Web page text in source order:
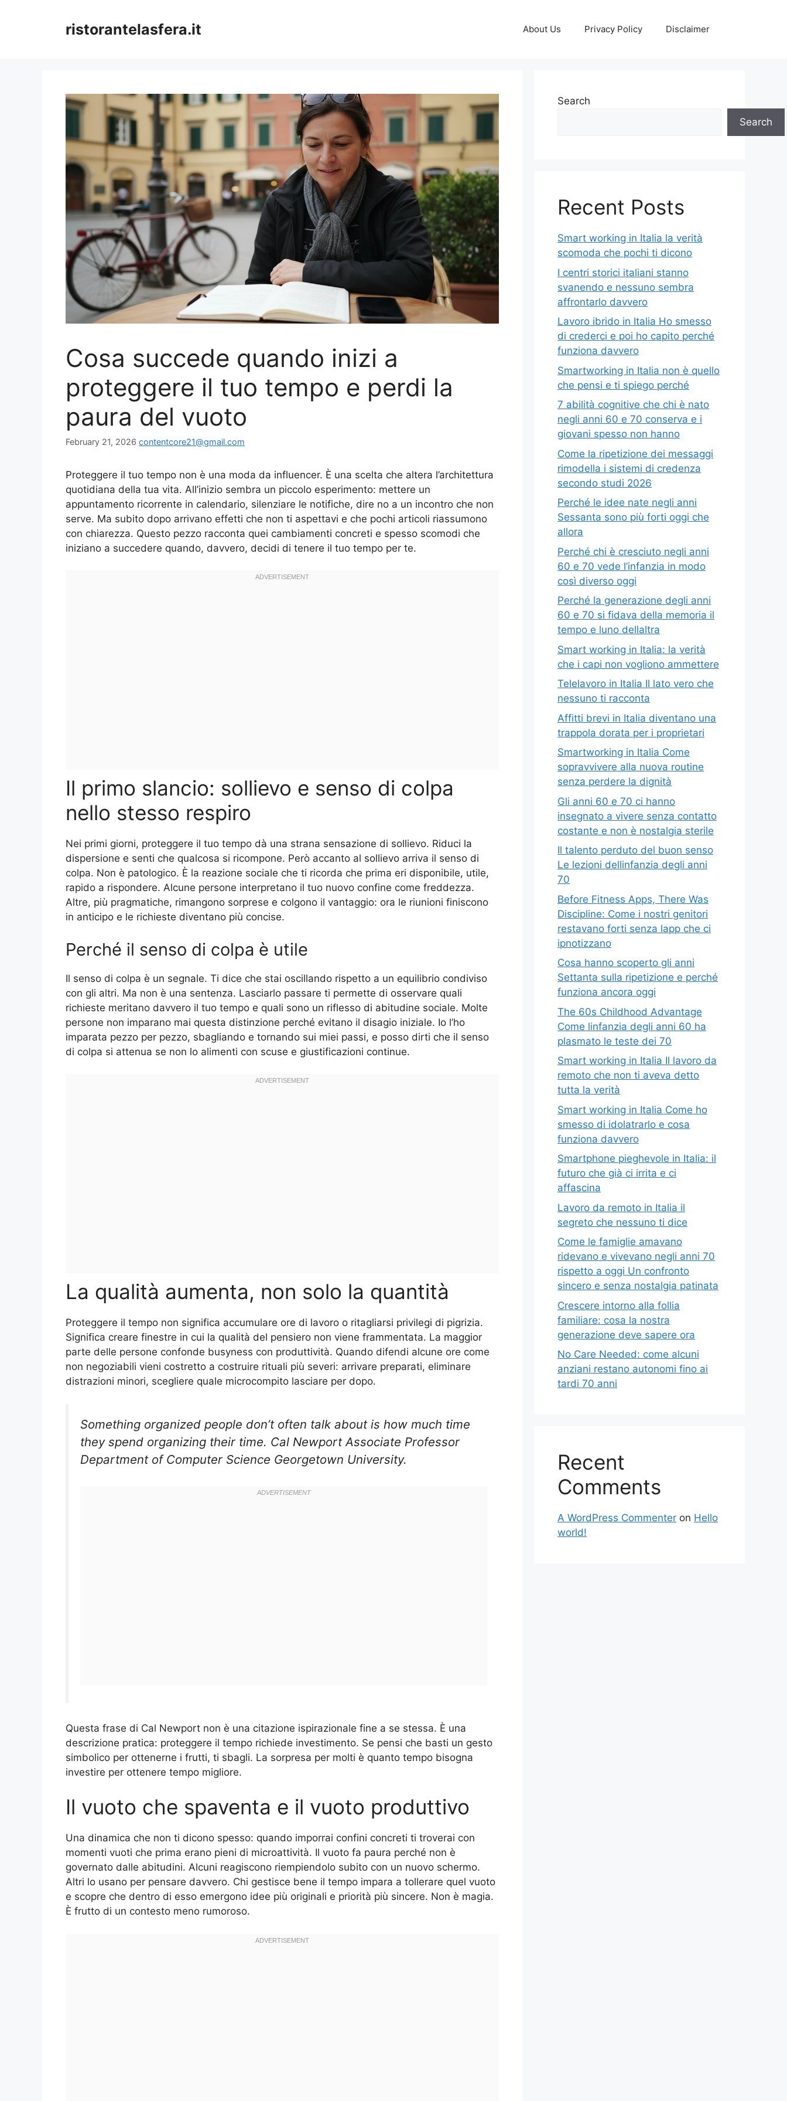
ristorantelasfera.it About Us Privacy Policy Disclaimer
Cosa succede quando inizi a
proteggere il tuo tempo e perdi la
paura del vuoto
February 21, 2026 contentcore21@gmail.com
Proteggere il tuo tempo non è una moda da influencer. È una scelta che altera l’architettura
quotidiana della tua vita. All’inizio sembra un piccolo esperimento: mettere un
appuntamento ricorrente in calendario, silenziare le notifiche, dire no a un incontro che non
serve. Ma subito dopo arrivano effetti che non ti aspettavi e che pochi articoli riassumono
con chiarezza. Questo pezzo racconta quei cambiamenti concreti e spesso scomodi che
iniziano a succedere quando, davvero, decidi di tenere il tuo tempo per te.
Il primo slancio: sollievo e senso di colpa
nello stesso respiro
Nei primi giorni, proteggere il tuo tempo dà una strana sensazione di sollievo. Riduci la
dispersione e senti che qualcosa si ricompone. Però accanto al sollievo arriva il senso di
colpa. Non è patologico. È la reazione sociale che ti ricorda che prima eri disponibile, utile,
rapido a rispondere. Alcune persone interpretano il tuo nuovo confine come freddezza.
Altre, più pragmatiche, rimangono sorprese e colgono il vantaggio: ora le riunioni finiscono
in anticipo e le richieste diventano più concise.
Perché il senso di colpa è utile
Il senso di colpa è un segnale. Ti dice che stai oscillando rispetto a un equilibrio condiviso
con gli altri. Ma non è una sentenza. Lasciarlo passare ti permette di osservare quali
richieste meritano davvero il tuo tempo e quali sono un riflesso di abitudine sociale. Molte
persone non imparano mai questa distinzione perché evitano il disagio iniziale. Io l’ho
imparata pezzo per pezzo, sbagliando e tornando sui miei passi, e posso dirti che il senso
di colpa si attenua se non lo alimenti con scuse e giustificazioni continue.
La qualità aumenta, non solo la quantità
Proteggere il tempo non significa accumulare ore di lavoro o ritagliarsi privilegi di pigrizia.
Significa creare finestre in cui la qualità del pensiero non viene frammentata. La maggior
parte delle persone confonde busyness con produttività. Quando difendi alcune ore come
non negoziabili vieni costretto a costruire rituali più severi: arrivare preparati, eliminare
distrazioni minori, scegliere quale microcompito lasciare per dopo.
Something organized people don’t often talk about is how much time
they spend organizing their time. Cal Newport Associate Professor
Department of Computer Science Georgetown University.
Questa frase di Cal Newport non è una citazione ispirazionale fine a se stessa. È una
descrizione pratica: proteggere il tempo richiede investimento. Se pensi che basti un gesto
simbolico per ottenerne i frutti, ti sbagli. La sorpresa per molti è quanto tempo bisogna
investire per ottenere tempo migliore.
Il vuoto che spaventa e il vuoto produttivo
Una dinamica che non ti dicono spesso: quando imporrai confini concreti ti troverai con
momenti vuoti che prima erano pieni di microattività. Il vuoto fa paura perché non è
governato dalle abitudini. Alcuni reagiscono riempiendolo subito con un nuovo schermo.
Altri lo usano per pensare davvero. Chi gestisce bene il tempo impara a tollerare quel vuoto
e scopre che dentro di esso emergono idee più originali e priorità più sincere. Non è magia.
È frutto di un contesto meno rumoroso.
Search
Search
Recent Posts
Smart working in Italia la verità
scomoda che pochi ti dicono
I centri storici italiani stanno
svanendo e nessuno sembra
affrontarlo davvero
Lavoro ibrido in Italia Ho smesso
di crederci e poi ho capito perché
funziona davvero
Smartworking in Italia non è quello
che pensi e ti spiego perché
7 abilità cognitive che chi è nato
negli anni 60 e 70 conserva e i
giovani spesso non hanno
Come la ripetizione dei messaggi
rimodella i sistemi di credenza
secondo studi 2026
Perché le idee nate negli anni
Sessanta sono più forti oggi che
allora
Perché chi è cresciuto negli anni
60 e 70 vede l’infanzia in modo
così diverso oggi
Perché la generazione degli anni
60 e 70 si fidava della memoria il
tempo e luno dellaltra
Smart working in Italia: la verità
che i capi non vogliono ammettere
Telelavoro in Italia Il lato vero che
nessuno ti racconta
Affitti brevi in Italia diventano una
trappola dorata per i proprietari
Smartworking in Italia Come
sopravvivere alla nuova routine
senza perdere la dignità
Gli anni 60 e 70 ci hanno
insegnato a vivere senza contatto
costante e non è nostalgia sterile
Il talento perduto del buon senso
Le lezioni dellinfanzia degli anni
70
Before Fitness Apps, There Was
Discipline: Come i nostri genitori
restavano forti senza lapp che ci
ipnotizzano
Cosa hanno scoperto gli anni
Settanta sulla ripetizione e perché
funziona ancora oggi
The 60s Childhood Advantage
Come linfanzia degli anni 60 ha
plasmato le teste dei 70
Smart working in Italia Il lavoro da
remoto che non ti aveva detto
tutta la verità
Smart working in Italia Come ho
smesso di idolatrarlo e cosa
funziona davvero
Smartphone pieghevole in Italia: il
futuro che già ci irrita e ci
affascina
Lavoro da remoto in Italia il
segreto che nessuno ti dice
Come le famiglie amavano
ridevano e vivevano negli anni 70
rispetto a oggi Un confronto
sincero e senza nostalgia patinata
Crescere intorno alla follia
familiare: cosa la nostra
generazione deve sapere ora
No Care Needed: come alcuni
anziani restano autonomi fino ai
tardi 70 anni
Recent
Comments
A WordPress Commenter on Hello
world!